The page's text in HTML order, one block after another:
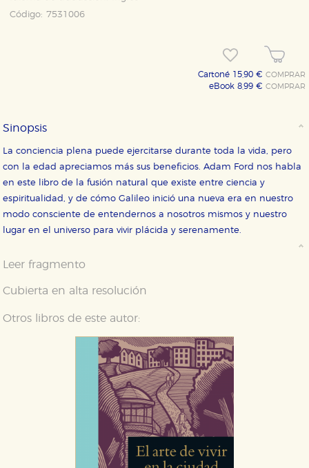
Código: 7531006
Cartoné 15,90 €COMPRAR
eBook 8,99 €COMPRAR
Sinopsis
La conciencia plena puede ejercitarse durante toda la vida, pero
con la edad apreciamos más sus beneficios. Adam Ford nos habla
en este libro de la fusión natural que existe entre ciencia y
espiritualidad, y de cómo Galileo inició una nueva era en nuestro
modo consciente de entendernos a nosotros mismos y nuestro
lugar en el universo para vivir plácida y serenamente.
Leer fragmento
Cubierta en alta resolución
Otros libros de este autor:
Cookies necesarias
Estas cookies son necesarias para que nuestro sitio
web funcione y no es posible deshabilitarlas desde
nuestro sistema. Es posible hacerlo desde el
navegador, pero en ese caso es posible que algunas
áreas de nuestra web dejen de funcionar
correctamente.